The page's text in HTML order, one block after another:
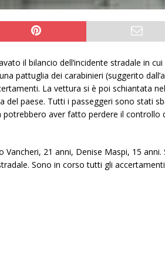
il bilancio dell’incidente stradale in
pattuglia dei carabinieri (suggerito
La vettura si è poi schiantata
paese. Tutti i passeggeri sono stati
aver fatto perdere il controllo
21 anni, Denise Maspi, 15
Sono in corso tutti gli